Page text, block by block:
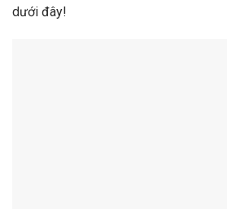
dưới đây!